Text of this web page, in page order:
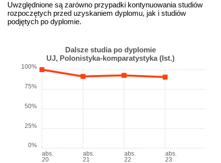
Uwzględnione są zarówno przypadki kontynuowania studiów
rozpoczętych przed uzyskaniem dyplomu, jak i studiów
podjętych po dyplomie.
Dalsze studia po dyplomie
UJ, Polonistyka-komparatystyka (Ist.)
abs.
20
abs.
21
abs.
22
abs.
23
0%
25%
50%
75%
100%